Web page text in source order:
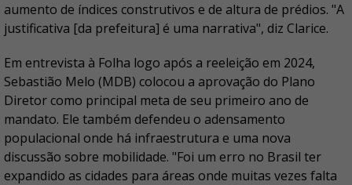
aumento de índices construtivos e de altura de prédios. "A
justificativa [da prefeitura] é uma narrativa", diz Clarice.
Em entrevista à Folha logo após a reeleição em 2024,
Sebastião Melo (MDB) colocou a aprovação do Plano
Diretor como principal meta de seu primeiro ano de
mandato. Ele também defendeu o adensamento
populacional onde há infraestrutura e uma nova
discussão sobre mobilidade. "Foi um erro no Brasil ter
expandido as cidades para áreas onde muitas vezes falta